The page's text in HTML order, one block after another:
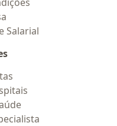
Salarial